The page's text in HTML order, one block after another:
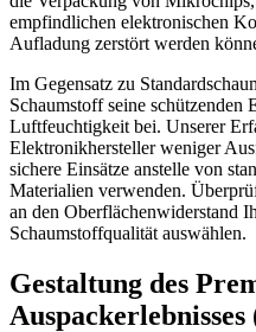
empfindlichen elektronischen
Aufladung zerstört werden
Im Gegensatz zu
Schaumstoff seine schützenden
Luftfeuchtigkeit bei. Unserer
Elektronikhersteller weniger
sichere Einsätze anstelle von
Materialien verwenden.
an den Oberflächenwiderstand
Schaumstoffqualität auswählen.
Gestaltung des